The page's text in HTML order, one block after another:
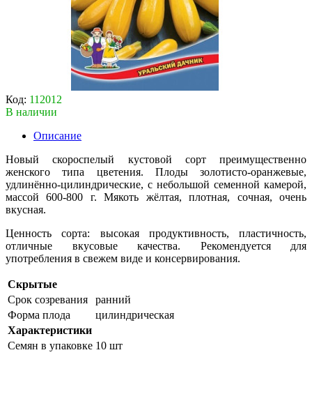
Код: 112012
В наличии
Описание
Новый скороспелый кустовой сорт преимущественно
женского типа цветения. Плоды золотисто-оранжевые,
удлинённо-цилиндрические, с небольшой семенной камерой,
массой 600-800 г. Мякоть жёлтая, плотная, сочная, очень
вкусная.
Ценность сорта: высокая продуктивность, пластичность,
отличные вкусовые качества. Рекомендуется для
употребления в свежем виде и консервирования.
Скрытые
Срок созревания
ранний
Форма плода
цилиндрическая
Характеристики
Семян в упаковке 10 шт